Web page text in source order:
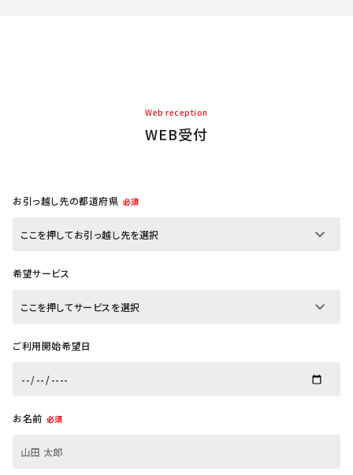
Web reception
WEB受付
お引っ越し先の都道府県 必須
希望サービス
ご利用開始希望日
お名前 必須